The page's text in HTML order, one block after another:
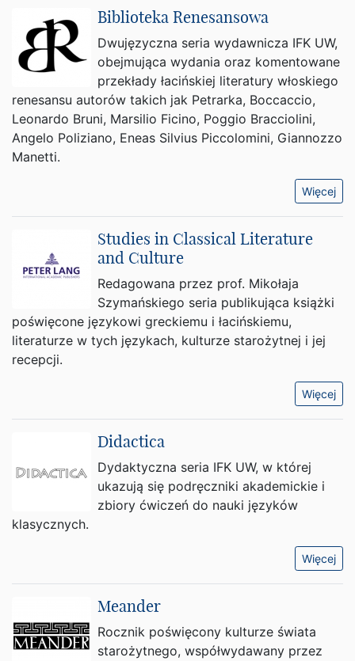
Biblioteka Renesansowa
Dwujęzyczna seria wydawnicza IFK UW,
obejmująca wydania oraz komentowane
przekłady łacińskiej literatury włoskiego
renesansu autorów takich jak Petrarka, Boccaccio,
Leonardo Bruni, Marsilio Ficino, Poggio Bracciolini,
Angelo Poliziano, Eneas Silvius Piccolomini, Giannozzo
Manetti.
Więcej
Studies in Classical Literature
and Culture
Redagowana przez prof. Mikołaja
Szymańskiego seria publikująca książki
poświęcone językowi greckiemu i łacińskiemu,
literaturze w tych językach, kulturze starożytnej i jej
recepcji.
Więcej
Didactica
Dydaktyczna seria IFK UW, w której
ukazują się podręczniki akademickie i
zbiory ćwiczeń do nauki języków
klasycznych.
Więcej
Meander
Rocznik poświęcony kulturze świata
starożytnego, współwydawany przez